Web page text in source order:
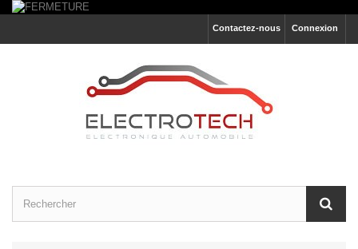
Connexion
Contactez-nous